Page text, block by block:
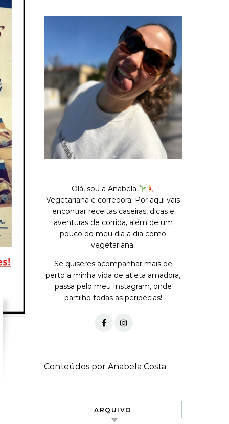
Olá, sou a Anabela
Vegetariana e corredora. Por aqui vais
encontrar receitas caseiras, dicas e
aventuras de corrida, além de um
pouco do meu dia a dia como
vegetariana.
Se quiseres acompanhar mais de
perto a minha vida de atleta amadora,
passa pelo meu Instagram, onde
partilho todas as peripécias!
Conteúdos por Anabela Costa
ARQUIVO